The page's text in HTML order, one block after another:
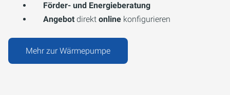
Förder- und Energieberatung
Angebot direkt online konfigurieren
Mehr zur Wärmepumpe